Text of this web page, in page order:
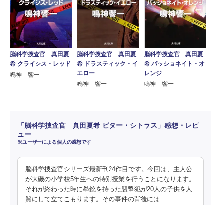
脳科学捜査官 真田夏
希 クライシス・レッド
鳴神 響一
脳科学捜査官 真田夏
希 ドラスティック・イ
エロー
鳴神 響一
脳科学捜査官 真田夏
希 パッショネイト・オ
レンジ
鳴神 響一
「脳科学捜査官 真田夏希 ビター・シトラス」感想・レビ
ュー
※ユーザーによる個人の感想です
脳科学捜査官シリーズ最新刊24作目です。今回は、主人公
が大磯の小学校5年生への特別授業を行うことになります。
それが終わった時に拳銃を持った襲撃犯が20人の子供を人
質にして立てこもります。その事件の背後には